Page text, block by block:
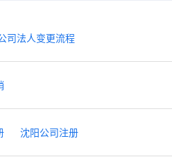
司法人变更流程
沈阳公司注册